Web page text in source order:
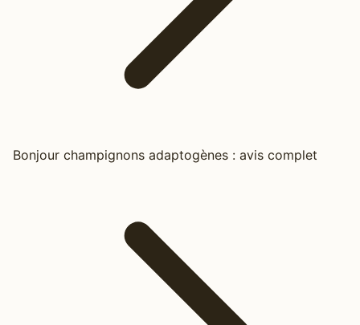
Bonjour champignons adaptogènes : avis complet